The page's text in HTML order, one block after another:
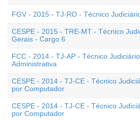
FGV - 2015 - TJ-RO - Técnico
CESPE - 2015 - TRE-MT - Técnico
Gerais - Cargo 6
FCC - 2014 - TJ-AP - Técnico
Administrativa
CESPE - 2014 - TJ-CE - Técnico
por Computador
CESPE - 2014 - TJ-CE - Técnico
por Computador